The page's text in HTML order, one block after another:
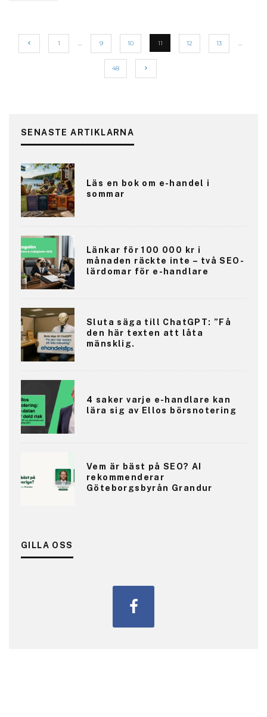
1 … 9 10 11 12 13 …
48
SENASTE ARTIKLARNA
Läs en bok om e-handel i
sommar
Länkar för 100 000 kr i
månaden räckte inte – två SEO-
lärdomar för e-handlare
Sluta säga till ChatGPT: ”Få
den här texten att låta
mänsklig.
4 saker varje e-handlare kan
lära sig av Ellos börsnotering
Vem är bäst på SEO? AI
rekommenderar
Göteborgsbyrån Grandur
GILLA OSS